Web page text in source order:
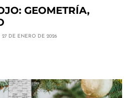
GEOMETRÍA,
27 DE ENERO DE 2026